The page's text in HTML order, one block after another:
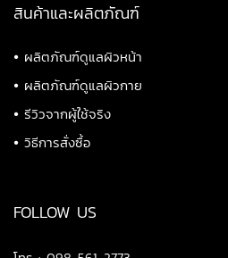
สินค้าและผลิตภัณฑ์
• ผลิตภัณฑ์ดูแลผิวหน้า
• ผลิตภัณฑ์ดูแลผิวกาย
• รีวิวจากผู้ใช้จริง
• วิธีการสั่งซื้อ
FOLLOW US